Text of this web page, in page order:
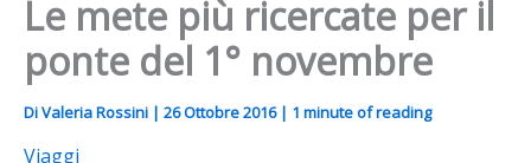
Le mete più ricercate per il
ponte del 1° novembre
DiValeria Rossini | 26 Ottobre 2016 | 1 minute of reading
Viaggi